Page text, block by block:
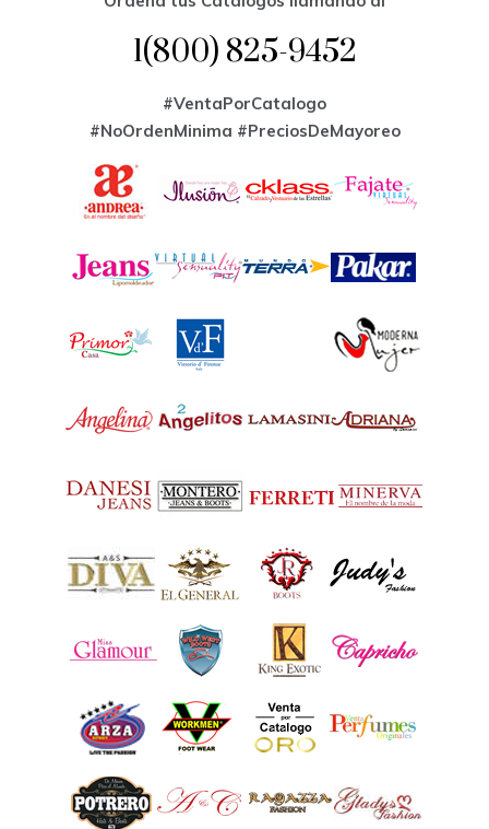
1(800) 825-9452
#VentaPorCatalogo
#NoOrdenMinima #PreciosDeMayoreo